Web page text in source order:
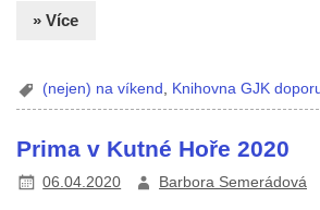
» Více
(nejen) na víkend , Knihovna GJK
Prima v Kutné Hoře 2020
06.04.2020 Barbora Semerádová